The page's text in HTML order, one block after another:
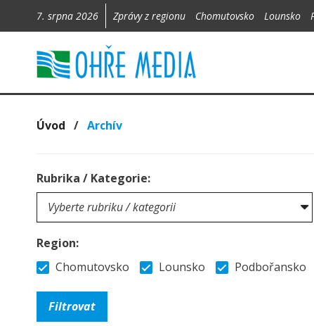
7. srpna 2026 Zprávy z regionu Chomutovsko Lounsko
Úvod / Archív
Rubrika / Kategorie:
Region:
Chomutovsko
Lounsko Podbořansko